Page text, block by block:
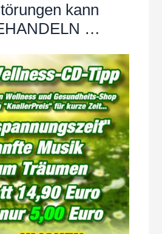
kann
…